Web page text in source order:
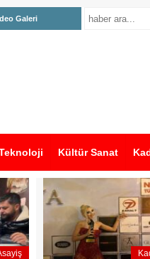
Galeri
Kültür Sanat